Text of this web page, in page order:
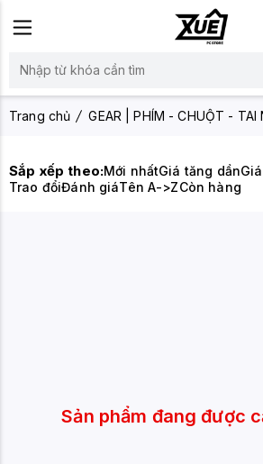
Trang chủ GEAR | PHÍM - CHUỘT - TAI
Sắp xếp theo:Mới nhấtGiá tăng dần
Trao đổiĐánh giáTên A->ZCòn hàng
Sản phẩm đang được